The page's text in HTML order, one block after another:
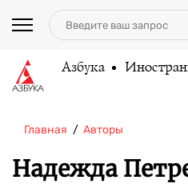
Азбука
Главная Авторы
Надежда